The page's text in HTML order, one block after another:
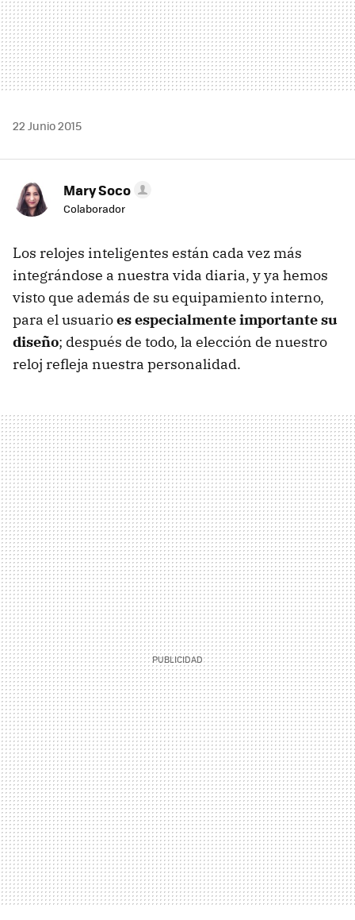
22 Junio 2015
Mary Soco
Colaborador
Los relojes inteligentes están cada vez más
integrándose a nuestra vida diaria, y ya hemos
visto que además de su equipamiento interno,
para el usuarioes especialmente importante su
diseño; después de todo, la elección de nuestro
reloj refleja nuestra personalidad.